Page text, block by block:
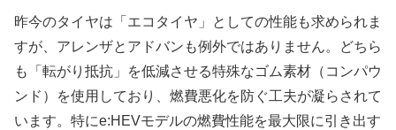
昨今のタイヤは「エコタイヤ」としての性能も求められま
すが、アレンザとアドバンも例外ではありません。どちら
も「転がり抵抗」を低減させる特殊なゴム素材（コンパウ
ンド）を使用しており、燃費悪化を防ぐ工夫が凝らされて
います。特にe:HEVモデルの燃費性能を最大限に引き出す